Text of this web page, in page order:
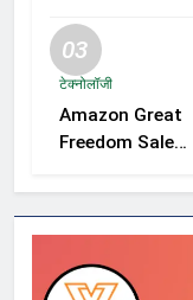
जोड़ी ने मचाई हलचल,
फिल्म को लेकर बढ़ी
03
टेक्नोलॉजी
Amazon Great
Freedom Sale
OnePlus और
Xiaomi समेत कई
डिस्काउंट